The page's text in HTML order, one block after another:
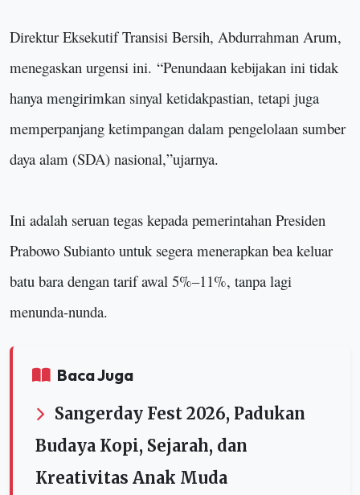
Direktur Eksekutif Transisi Bersih, Abdurrahman Arum,
menegaskan urgensi ini. “Penundaan kebijakan ini tidak
hanya mengirimkan sinyal ketidakpastian, tetapi juga
memperpanjang ketimpangan dalam pengelolaan sumber
daya alam (SDA) nasional,”ujarnya.
Ini adalah seruan tegas kepada pemerintahan Presiden
Prabowo Subianto untuk segera menerapkan bea keluar
batu bara dengan tarif awal 5%–11%, tanpa lagi
menunda-nunda.
Baca Juga
Sangerday Fest 2026, Padukan
Budaya Kopi, Sejarah, dan
Kreativitas Anak Muda